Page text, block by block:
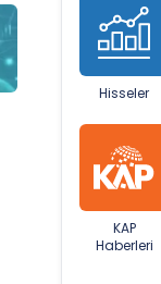
Hisseler
KAP
Haberleri